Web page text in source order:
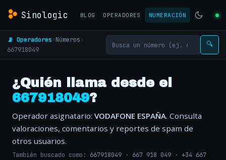
Sinologic BLOG OPERADORES NUMERACIÓN
📡 Operadores›Números›
667918049
🔍
¿Quién llama desde el
667918049?
Operador asignatario: VODAFONE ESPAÑA. Consulta
valoraciones, comentarios y reportes de spam de
otros usuarios.
También buscado como: 667918049 · 667 918 049 · +34 667